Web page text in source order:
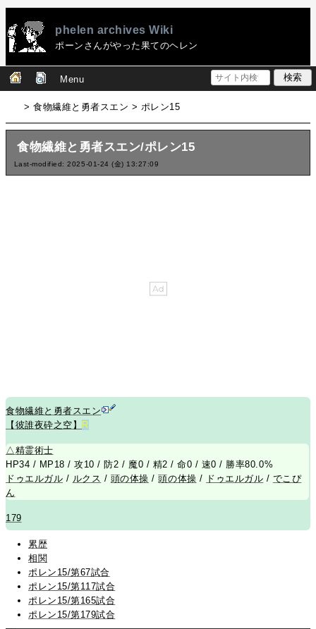
phelen archives Wiki
ポーンさんがやった果てのヘレン
Menu
> 食物繊維と勇者スエン > ポレン15
食物繊維と勇者スエン/ポレン15
Last-modified: 2025-01-24 (金) 13:27:09
食物繊維と勇者スエン
【彼誰夜砕之空】
R
△精霊術士
HP34 / MP18 / 攻10 / 防2 / 魔0 / 精2 / 命0 / 速0 / 勝率80.0%
ドゥエルガル / ルクス / 頭の体操 /頭の体操 / ドゥエルガル / でこぴ
ん
179
累歴
相関
ポレン15/第67試合
ポレン15/第117試合
ポレン15/第165試合
ポレン15/第179試合